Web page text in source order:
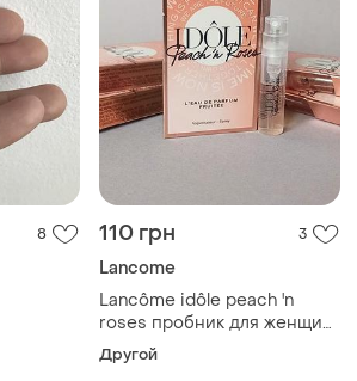
8 110 грн 3
Lancome
Lancôme idôle peach 'n
roses пробник для женщин
(оригинал)
Другой